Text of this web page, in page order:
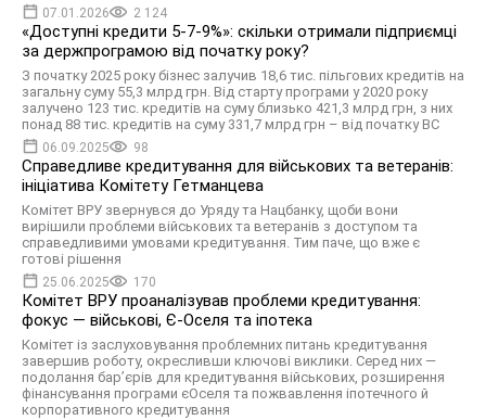
07.01.2026 2 124
«Доступні кредити 5-7-9%»: скільки отримали підприємці
за держпрограмою від початку року?
З початку 2025 року бізнес залучив 18,6 тис. пільгових кредитів на
загальну суму 55,3 млрд грн. Від старту програми у 2020 року
залучено 123 тис. кредитів на суму близько 421,3 млрд грн, з них
понад 88 тис. кредитів на суму 331,7 млрд грн – від початку ВС
06.09.2025 98
Справедливе кредитування для військових та ветеранів:
ініціатива Комітету Гетманцева
Комітет ВРУ звернувся до Уряду та Нацбанку, щоби вони
вирішили проблеми військових та ветеранів з доступом та
справедливими умовами кредитування. Тим паче, що вже є
готові рішення
25.06.2025 170
Комітет ВРУ проаналізував проблеми кредитування:
фокус — військові, Є-Оселя та іпотека
Комітет із заслуховування проблемних питань кредитування
завершив роботу, окресливши ключові виклики. Серед них —
подолання бар’єрів для кредитування військових, розширення
фінансування програми єОселя та пожвавлення іпотечного й
корпоративного кредитування